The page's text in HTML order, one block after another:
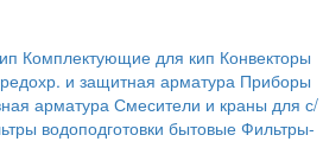
Комплектующие для кип Конвекторы
и защитная арматура Приборы
арматура Смесители и краны для с/
водоподготовки бытовые Фильтры-